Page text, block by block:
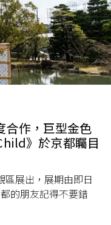
作，巨型金色
》於京都矚目
區展出，展期由即日
的朋友記得不要錯